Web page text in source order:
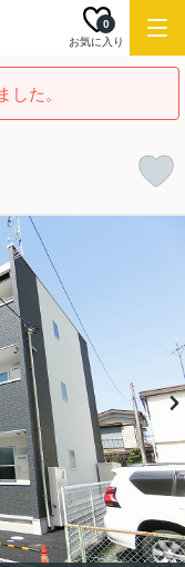
お気に入り
0
した。